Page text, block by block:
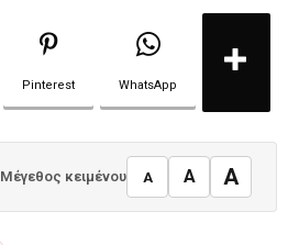
Pinterest WhatsApp
Μέγεθος κειμένου A A A